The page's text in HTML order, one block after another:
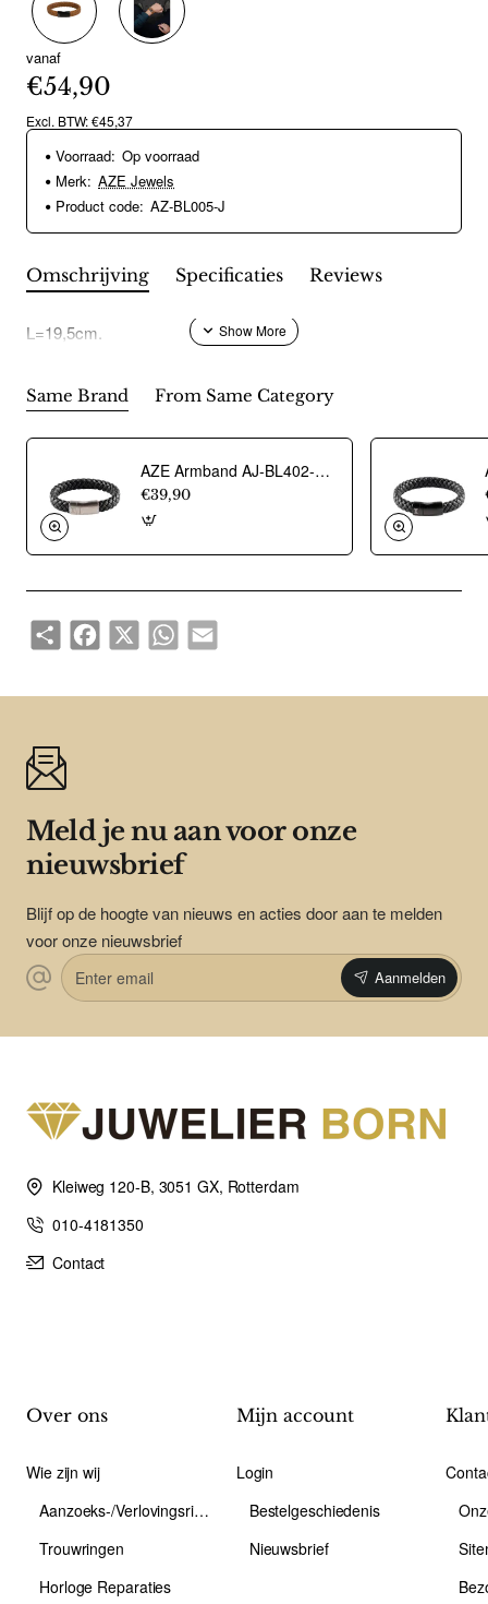
vanaf
€54,90
Excl. BTW: €45,37
Voorraad: Op voorraad
Merk: AZE Jewels
Product code: AZ-BL005-J
Omschrijving Specificaties Reviews
L=19,5cm.
Same Brand From Same Category
AZE Armband AJ-BL402-A-180 - 22023
€39,90
ShareFacebook
X WhatsAppEmail
Meld je nu aan voor onze
nieuwsbrief
Blijf op de hoogte van nieuws en acties door aan te melden
voor onze nieuwsbrief
Enter
email
Aanmelden
Kleiweg 120-B, 3051 GX, Rotterdam
010-4181350
Contact
Over ons
Wie zijn wij
Aanzoeks-/Verlovingsring
Trouwringen
Horloge Reparaties
Mijn account
Login
Bestelgeschiedenis
Nieuwsbrief